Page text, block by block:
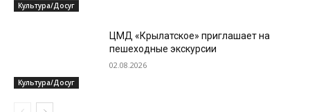
Культура/Досуг
Культура/Досуг
ЦМД «Крылатское» приглашает на
пешеходные экскурсии
02.08.2026